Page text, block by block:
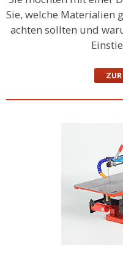
Sie, welche Materialien
achten sollten und